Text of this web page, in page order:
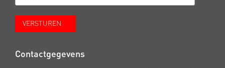
Contactgegevens